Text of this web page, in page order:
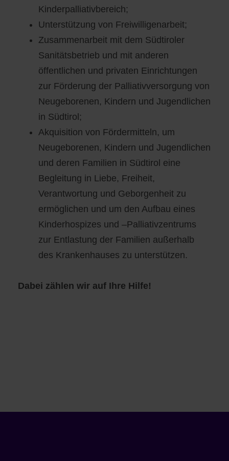
Kinderpalliativbereich;
Unterstützung von Freiwilligenarbeit;
Zusammenarbeit mit dem Südtiroler
Sanitätsbetrieb und mit anderen
öffentlichen und privaten Einrichtungen
zur Förderung der Palliativversorgung von
Neugeborenen, Kindern und Jugendlichen
in Südtirol;
Akquisition von Fördermitteln, um
Neugeborenen, Kindern und Jugendlichen
und deren Familien in Südtirol eine
Begleitung in Liebe, Freiheit,
Verantwortung und Geborgenheit zu
ermöglichen und um den Aufbau eines
Kinderhospizes und –Palliativzentrums
zur Entlastung der Familien außerhalb
des Krankenhauses zu unterstützen.
Dabei zählen wir auf Ihre Hilfe!